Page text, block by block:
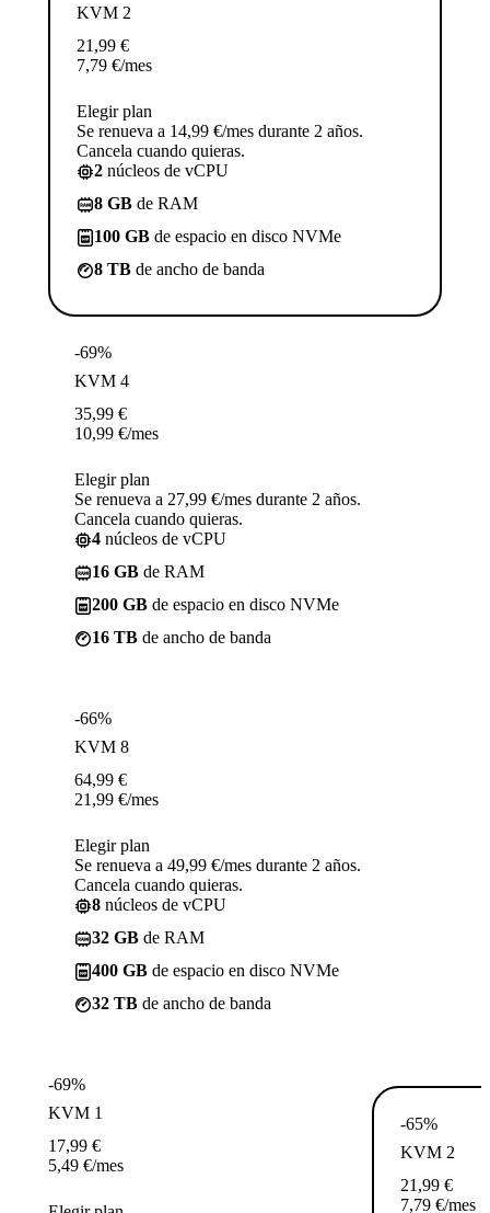
KVM 2
21,99 €
7,79 €/mes
Elegir plan
Se renueva a 14,99 €/mes durante 2 años.
Cancela cuando quieras.
2 núcleos de vCPU
8 GB de RAM
100 GB de espacio en disco NVMe
8 TB de ancho de banda
-69%
KVM 4
35,99 €
10,99 €/mes
Elegir plan
Se renueva a 27,99 €/mes durante 2 años.
Cancela cuando quieras.
4 núcleos de vCPU
16 GB de RAM
200 GB de espacio en disco NVMe
16 TB de ancho de banda
-66%
KVM 8
64,99 €
21,99 €/mes
Elegir plan
Se renueva a 49,99 €/mes durante 2 años.
Cancela cuando quieras.
8 núcleos de vCPU
32 GB de RAM
400 GB de espacio en disco NVMe
32 TB de ancho de banda
-69%
KVM 1
17,99 €
5,49 €/mes
-65%
KVM 2
21,99 €
7,79 €/mes